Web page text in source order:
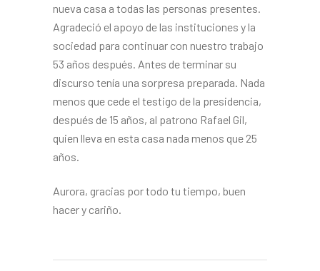
nueva casa a todas las personas presentes.
Agradeció el apoyo de las instituciones y la
sociedad para continuar con nuestro trabajo
53 años después. Antes de terminar su
discurso tenía una sorpresa preparada. Nada
menos que cede el testigo de la presidencia,
después de 15 años, al patrono Rafael Gil,
quien lleva en esta casa nada menos que 25
años.
Aurora, gracias por todo tu tiempo, buen
hacer y cariño.